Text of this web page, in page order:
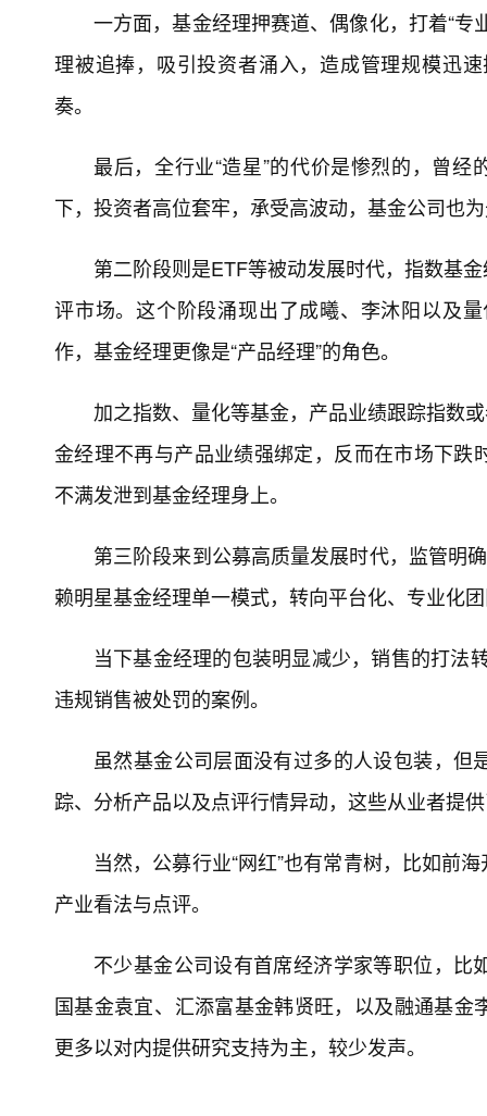
一方面，基金经理押赛道、偶像化，打着“
理被追捧，吸引投资者涌入，造成管理规模迅
奏。
最后，全行业“造星”的代价是惨烈的，曾
下，投资者高位套牢，承受高波动，基金公司也
第二阶段则是ETF等被动发展时代，指数基
评市场。这个阶段涌现出了成曦、李沐阳以及
作，基金经理更像是“产品经理”的角色。
加之指数、量化等基金，产品业绩跟踪指数
金经理不再与产品业绩强绑定，反而在市场下
不满发泄到基金经理身上。
第三阶段来到公募高质量发展时代，监管明
赖明星基金经理单一模式，转向平台化、专业化
当下基金经理的包装明显减少，销售的打法
违规销售被处罚的案例。
虽然基金公司层面没有过多的人设包装，
踪、分析产品以及点评行情异动，这些从业者提
当然，公募行业“网红”也有常青树，比如前
产业看法与点评。
不少基金公司设有首席经济学家等职位，
国基金袁宜、‌汇添富基金韩贤旺，以及融通基
更多以对内提供研究支持为主，较少发声。